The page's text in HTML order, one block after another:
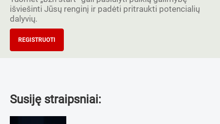
išviešinti Jūsų renginį ir padėti pritraukti potencialių
dalyvių.
REGISTRUOTI
Susiję straipsniai: